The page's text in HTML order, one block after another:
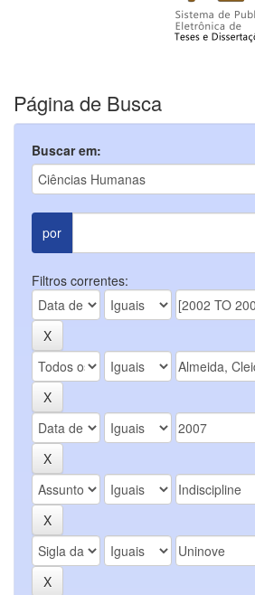
Página de Busca
Buscar em:
por
Filtros correntes: